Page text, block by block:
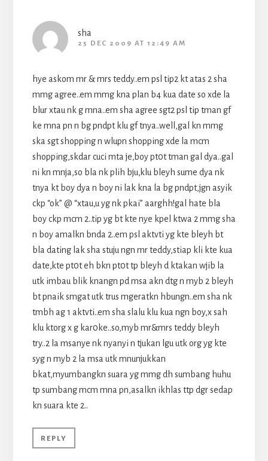
sha
25 DEC 2009 AT 12:49 AM
hye askom mr & mrs teddy..em psl tip2 kt atas 2 sha
mmg agree..em mmg kna plan b4 kua date so xde la
blur xtau nk g mna..em sha agree sgt2 psl tip tman gf
ke mna pn n bg pndpt klu gf tnya..well,gal kn mmg
ska sgt shopping n wlupn shopping xde la mcm
shopping,skdar cuci mta je,boy pt0t tman gal dya..gal
ni kn mnja,so bla nk plih bju,klu bleyh sume dya nk
tnya kt boy dya n boy ni lak kna la bg pndpt,jgn asyik
ckp “ok” @ “xtau,u yg nk pkai” aarghh!gal hate bla
boy ckp mcm 2..tip yg bt kte nye kpel ktwa 2 mmg sha
n boy amalkn bnda 2..em psl aktvti yg kte bleyh bt
bla dating lak sha stuju ngn mr teddy,stiap kli kte kua
date,kte pt0t eh bkn pt0t tp bleyh d ktakan wjib la
utk imbau blik knangn pd msa akn dtg n myb 2 bleyh
bt pnaik smgat utk trus mgeratkn hbungn..em sha nk
tmbh ag 1 aktvti..em sha slalu klu kua ngn boy,x sah
klu ktorg x g kar0ke..so,myb mr&mrs teddy bleyh
try..2 la msanye nk nyanyi n tjukan lgu utk org yg kte
syg n myb 2 la msa utk mnunjukkan
bkat,myumbangkn suara yg mmg dh sumbang huhu
tp sumbang mcm mna pn,asalkn ikhlas ttp dgr sedap
kn suara kte 2..
REPLY